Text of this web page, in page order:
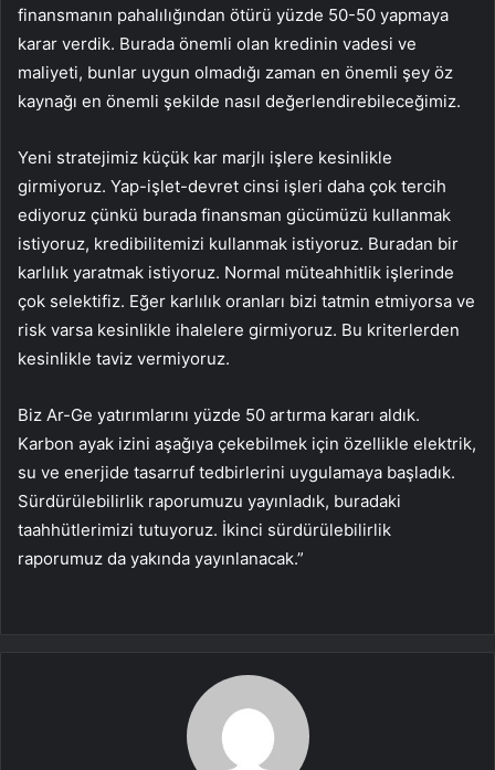
finansmanın pahalılığından ötürü yüzde 50-50 yapmaya
karar verdik. Burada önemli olan kredinin vadesi ve
maliyeti, bunlar uygun olmadığı zaman en önemli şey öz
kaynağı en önemli şekilde nasıl değerlendirebileceğimiz.
Yeni stratejimiz küçük kar marjlı işlere kesinlikle
girmiyoruz. Yap-işlet-devret cinsi işleri daha çok tercih
ediyoruz çünkü burada finansman gücümüzü kullanmak
istiyoruz, kredibilitemizi kullanmak istiyoruz. Buradan bir
karlılık yaratmak istiyoruz. Normal müteahhitlik işlerinde
çok selektifiz. Eğer karlılık oranları bizi tatmin etmiyorsa ve
risk varsa kesinlikle ihalelere girmiyoruz. Bu kriterlerden
kesinlikle taviz vermiyoruz.
Biz Ar-Ge yatırımlarını yüzde 50 artırma kararı aldık.
Karbon ayak izini aşağıya çekebilmek için özellikle elektrik,
su ve enerjide tasarruf tedbirlerini uygulamaya başladık.
Sürdürülebilirlik raporumuzu yayınladık, buradaki
taahhütlerimizi tutuyoruz. İkinci sürdürülebilirlik
raporumuz da yakında yayınlanacak.”